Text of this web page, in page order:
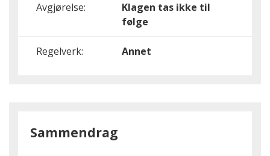
Avgjørelse:
Klagen tas ikke til
følge
Regelverk: Annet
Sammendrag